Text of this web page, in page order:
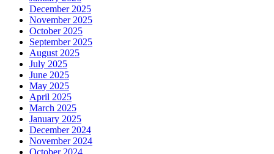
December 2025
November 2025
October 2025
September 2025
August 2025
July 2025
June 2025
May 2025
April 2025
March 2025
January 2025
December 2024
November 2024